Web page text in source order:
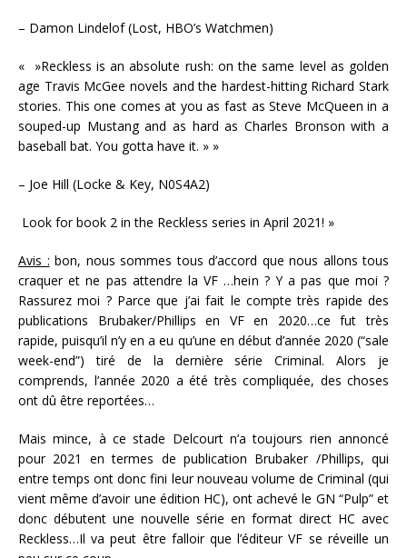
– Damon Lindelof (Lost, HBO’s Watchmen)
« »Reckless is an absolute rush: on the same level as golden
age Travis McGee novels and the hardest-hitting Richard Stark
stories. This one comes at you as fast as Steve McQueen in a
souped-up Mustang and as hard as Charles Bronson with a
baseball bat. You gotta have it. » »
– Joe Hill (Locke & Key, N0S4A2)
Look for book 2 in the Reckless series in April 2021! »
Avis : bon, nous sommes tous d’accord que nous allons tous
craquer et ne pas attendre la VF …hein ? Y a pas que moi ?
Rassurez moi ? Parce que j’ai fait le compte très rapide des
publications Brubaker/Phillips en VF en 2020…ce fut très
rapide, puisqu’il n’y en a eu qu’une en début d’année 2020 (“sale
week-end”) tiré de la dernière série Criminal. Alors je
comprends, l’année 2020 a été très compliquée, des choses
ont dû être reportées…
Mais mince, à ce stade Delcourt n’a toujours rien annoncé
pour 2021 en termes de publication Brubaker /Phillips, qui
entre temps ont donc fini leur nouveau volume de Criminal (qui
vient même d’avoir une édition HC), ont achevé le GN “Pulp” et
donc débutent une nouvelle série en format direct HC avec
Reckless…Il va peut être falloir que l’éditeur VF se réveille un